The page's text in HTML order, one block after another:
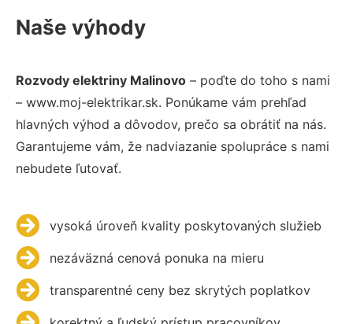
Naše výhody
Rozvody elektriny Malinovo – poďte do toho s nami
– www.moj-elektrikar.sk. Ponúkame vám prehľad
hlavných výhod a dôvodov, prečo sa obrátiť na nás.
Garantujeme vám, že nadviazanie spolupráce s nami
nebudete ľutovať.
vysoká úroveň kvality poskytovaných služieb
nezáväzná cenová ponuka na mieru
transparentné ceny bez skrytých poplatkov